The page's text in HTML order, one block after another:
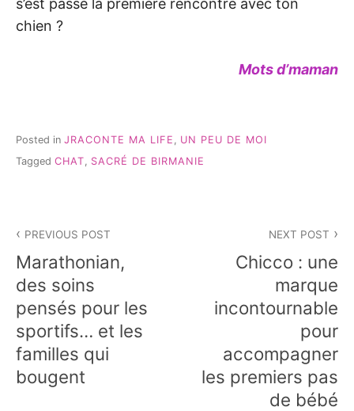
s’est passé la première rencontre avec ton
chien ?
Mots d’maman
Posted in JRACONTE MA LIFE , UN PEU DE MOI
Tagged CHAT SACRÉ DE BIRMANIE
de
l’article
PREVIOUS POST
Marathonian,
des soins
pensés pour les
sportifs… et les
familles qui
bougent
NEXT POST
Chicco : une
marque
incontournable
pour
accompagner
les premiers pas
de bébé